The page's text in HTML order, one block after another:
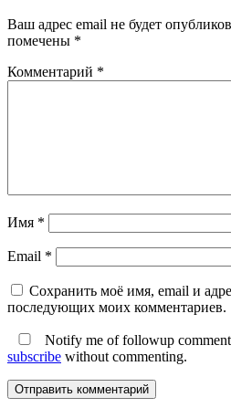
Ваш адрес email не будет
помечены *
Комментарий *
Имя *
Email *
Сохранить моё имя, email и
последующих моих комментариев.
Notify me of followup
subscribe without commenting.